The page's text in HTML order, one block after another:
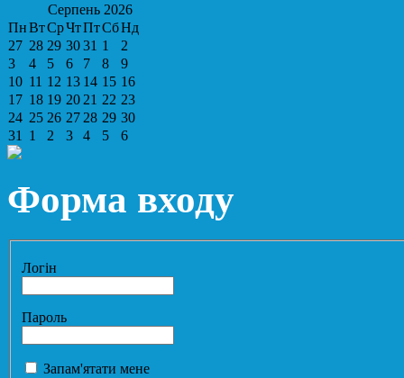
Серпень 2026
ПнВтСрЧтПтСбНд
27 28 29 3031 1
2
3
4 5 6 7 8
9
10 11 12 13 14 15 16
17 18 19 20 21 22 23
24 25 26 27 28 29 30
31
1 2 3 4 5 6
Форма входу
Логін
Пароль
Запам'ятати мене